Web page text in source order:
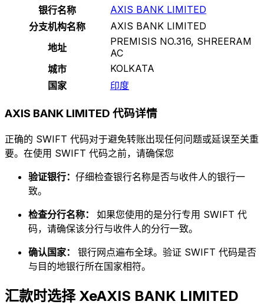
银行名称
AXIS BANK LIMITED
分支机构名称
AXIS BANK LIMITED
地址
PREMISIS NO.316, SHREERAM
AC
城市
KOLKATA
国家
印度
AXIS BANK LIMITED 代码详情
正确的 SWIFT 代码对于避免转账出现任何问题或延误至关重
要。在使用 SWIFT 代码之前，请确保您
验证银行： 仔细检查银行名称是否与收件人的银行一
致。
检查分行名称： 如果您使用的是分行专用 SWIFT 代
码，请确保该分行与收件人的分行一致。
确认国家： 银行网点遍布全球。验证 SWIFT 代码是否
与目的地银行所在国家相符。
汇款时选择 XeAXIS BANK LIMITED